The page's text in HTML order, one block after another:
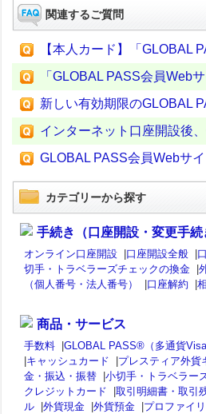
関連するご質問
【本人カード】「GLOBAL
「GLOBAL PASS会員Web
新しい有効期限のGLOBAL
インターネット口座開設後
GLOBAL PASS会員Webサ
カテゴリーから探す
手続き（口座開設・変更手続
オンライン口座開設 |口座開設全般 |
切手・トラベラーズチェックの換金 |
（個人番号・法人番号）
|口座解約 |
商品・サービス
手数料 |GLOBAL PASS®（多通貨
|キャッシュカード |プレスティア外貨
金・振込・振替 |小切手・トラベラー
クレジットカード
|取引明細書・取引
ル |外貨現金 |外貨預金 |プロファイ